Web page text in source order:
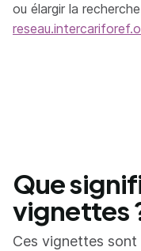
ou élargir la
Que
vignettes
Ces vignettes sont